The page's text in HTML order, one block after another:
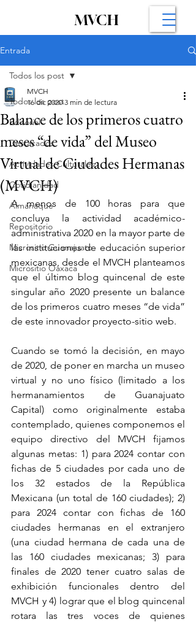
MVCH
Entrada
Todos los post
Editorial
Destacados
Actividades Culturales
Cotidianidad
Almanaque
Repositorio
Micrositio Guanajuato
Micrositio Oaxaca
Todos los post
Balance de los primeros cuatro
meses “de vida” del Museo
Virtual de Ciudades Hermanas
(MVCH)
MVCH
16 dic 2020 3 min de lectura
A menos de 100 horas para que
concluya la actividad académico-
administrativa 2020 en la mayor parte de
las instituciones de educación superior
mexicanas, desde el MVCH planteamos
que el último blog quincenal de este
singular año 2020 presente un balance
de los primeros cuatro meses “de vida”
de este innovador proyecto-sitio web.
Cuando se tomó la decisión, en mayo
de 2020, de poner en marcha un museo
virtual y no uno físico (limitado a los
hermanamientos de Guanajuato
Capital) como originalmente estaba
contemplado, quienes componemos el
equipo directivo del MVCH fijamos
algunas metas: 1) para 2024 contar con
fichas de 5 ciudades por cada uno de
los 32 estados de la República
Mexicana (un total de 160 ciudades); 2)
para 2024 contar con fichas de 160
ciudades hermanas en el extranjero
(una ciudad hermana de cada una de
las 160 ciudades mexicanas; 3) para
finales de 2020 tener cuatro salas de
exhibición funcionales dentro del
MVCH y 4) lograr que el blog quincenal
rotara las tres voces de quienes